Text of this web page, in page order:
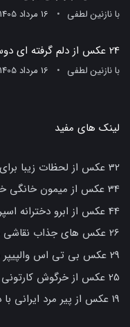
بانازنین لطفی 16 مرداد 1405
24 عکس از دلم گرفته ای دوست هوای گریه
بانازنین لطفی 16 مرداد 1405
لینک های مفید
32 عکس از لحظات زیبا برای پروفایل شما
34 عکس از میمون خانگی خوشگل برای عاشقان حیوانات
44 عکس از ابرو دخترانه اسپرت برای زیبایی و جذابیت بیشتر
26 عکس های جذاب نقاشی معلم مرد که شما را شگفت زده می کند
29 عکس بی تی اس والپیپر برای قلب های عاشق
25 عکس از خرگوش کارتونی ساده و دوست‌داشتنی
19 عکس از پیر مرد ایرانی با داستان های زندگی شگفت انگیز